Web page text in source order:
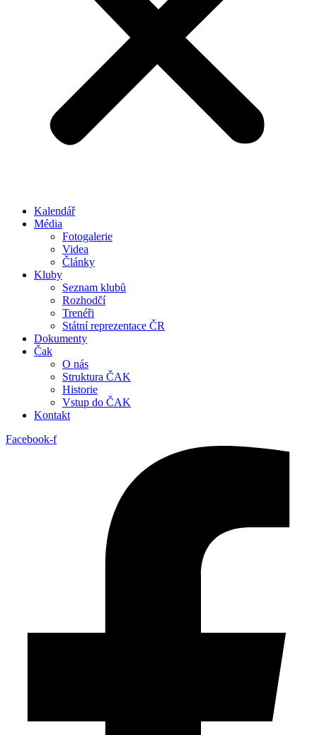
Kalendář
Média
Fotogalerie
Videa
Články
Kluby
Seznam klubů
Rozhodčí
Trenéři
Státní reprezentace ČR
Dokumenty
Čak
O nás
Struktura ČAK
Historie
Vstup do ČAK
Kontakt
Facebook-f